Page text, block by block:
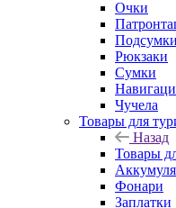
Очки
Подсумки
Рюкзаки
Сумки
Чучела
Товары для
Назад
Товары
Фонари
Заплатки